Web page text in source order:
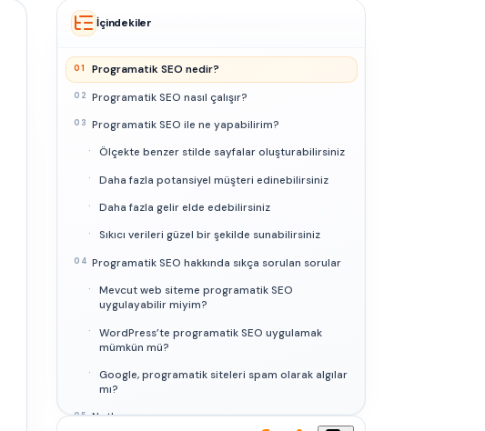
İçindekiler
01 Programatik SEO nedir?
02 Programatik SEO nasıl çalışır?
03 Programatik SEO ile ne yapabilirim?
· Ölçekte benzer stilde sayfalar oluşturabilirsiniz
· Daha fazla potansiyel müşteri edinebilirsiniz
· Daha fazla gelir elde edebilirsiniz
· Sıkıcı verileri güzel bir şekilde sunabilirsiniz
04 Programatik SEO hakkında sıkça sorulan sorular
·
Mevcut web siteme programatik SEO
uygulayabilir miyim?
·
WordPress’te programatik SEO uygulamak
mümkün mü?
·
Google, programatik siteleri spam olarak algılar
mı?
05 Notlar